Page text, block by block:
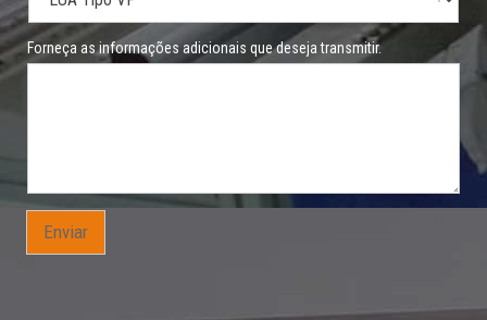
q
u
r
e
Forneça as informações adicionais que deseja transmitir.
Enviar